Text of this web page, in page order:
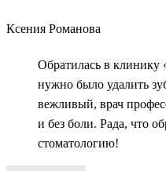
Ксения Романова
Обратилась в клинику
нужно было удалить
вежливый, врач
и без боли. Рада, что
стоматологию!